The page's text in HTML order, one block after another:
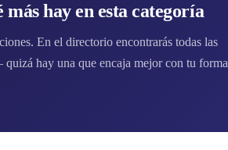
hay en esta categoría
En el directorio encontrarás todas las
hay una que encaja mejor con tu forma